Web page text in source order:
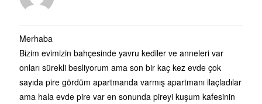
Merhaba
Bizim evimizin bahçesinde yavru kediler ve anneleri var
onları sürekli besliyorum ama son bir kaç kez evde çok
sayıda pire gördüm apartmanda varmış apartmanı ilaçladılar
ama hala evde pire var en sonunda pireyi kuşum kafesinin